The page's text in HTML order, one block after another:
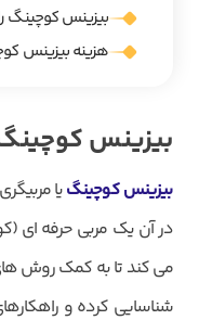
بیزینس کوچینگ
هزینه بیزینس
بیزینس
بیزینس کوچینگیا
در آن یک مربی حرفه ای
می کند تا به کمک روش
شناسایی کرده و